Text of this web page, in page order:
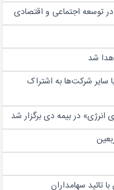
توسعه اجتماعی و اقتصادی
شد
شرکت‌ها به اشتراک
در بیمه دی برگزار شد